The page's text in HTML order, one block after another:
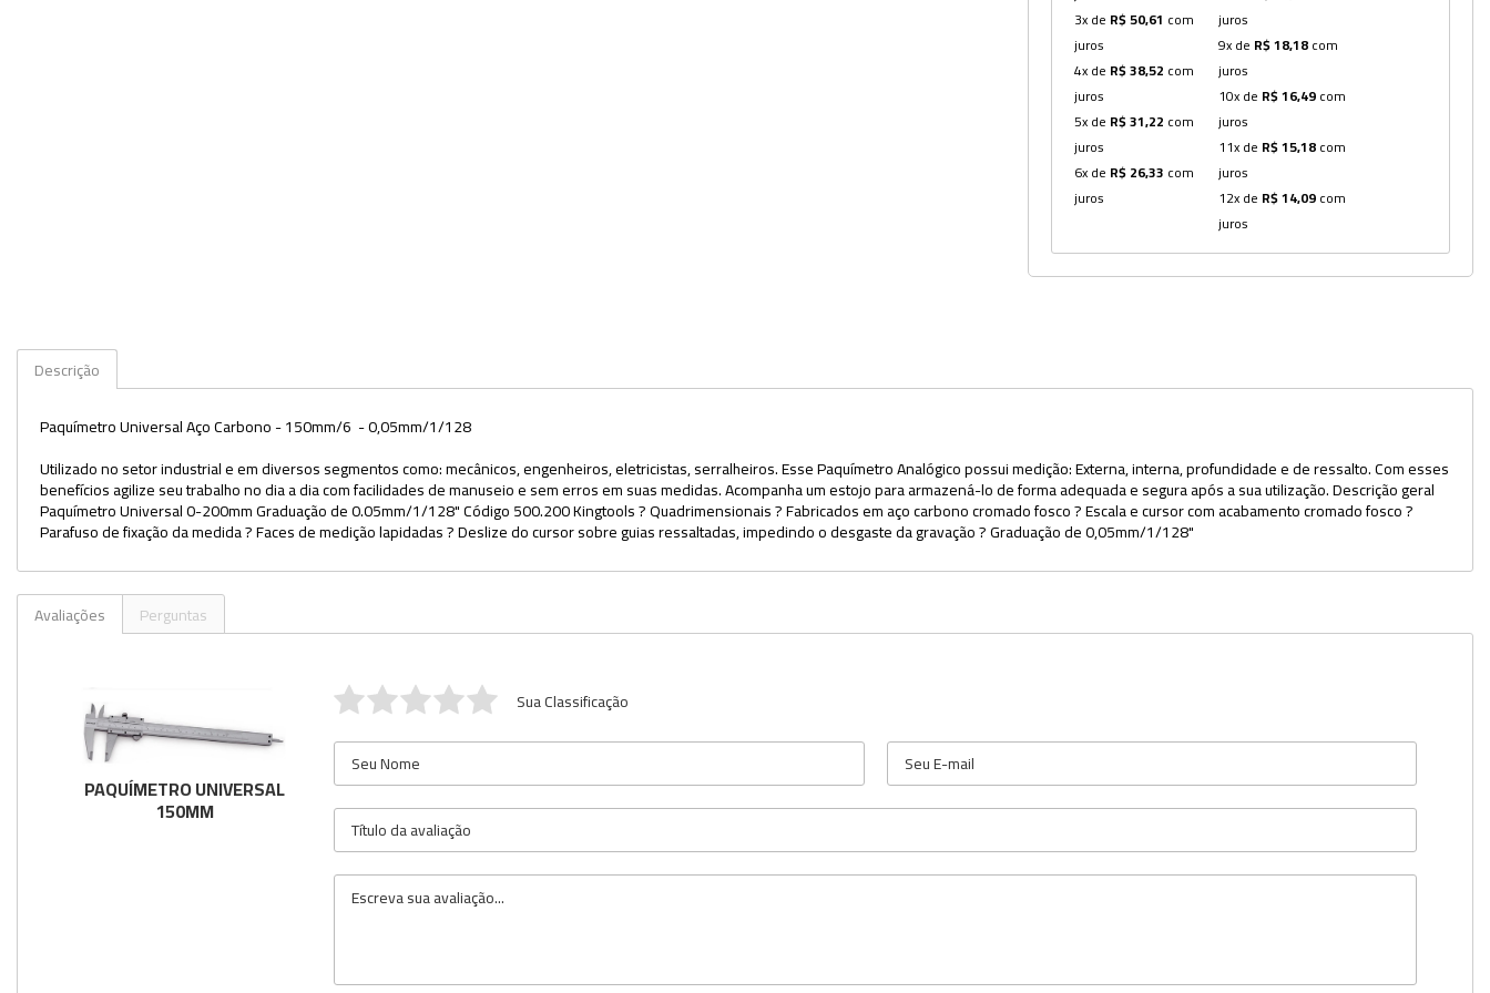
Dispensers
Espátulas
Estantes
Frascos
Funis
Kits
Pipetadores e Repipetadores
Placas e Microplacas
Potes
Provetas
Swabs
Tampas
Tubos e Microtubos
3x de R$ 50,61 com
juros
4x de R$ 38,52 com
juros
5x de R$ 31,22 com
juros
6x de R$ 26,33 com
juros
juros
9x de R$ 18,18com
juros
10x de R$ 16,49com
juros
11x de R$ 15,18com
juros
12x de R$ 14,09com
juros
Descrição
Paquímetro Universal Aço Carbono - 150mm/6 - 0,05mm/1/128
Utilizado no setor industrial e em diversos segmentos como: mecânicos, engenheiros, eletricistas, serralheiros. Esse Paquímetro Analógico possui medição: Externa, interna, profundidade e de ressalto. Com esses
benefícios agilize seu trabalho no dia a dia com facilidades de manuseio e sem erros em suas medidas. Acompanha um estojo para armazená-lo de forma adequada e segura após a sua utilização. Descrição geral
Paquímetro Universal 0-200mm Graduação de 0.05mm/1/128" Código 500.200 Kingtools ? Quadrimensionais ? Fabricados em aço carbono cromado fosco ? Escala e cursor com acabamento cromado fosco ?
Parafuso de fixação da medida ? Faces de medição lapidadas ? Deslize do cursor sobre guias ressaltadas, impedindo o desgaste da gravação ? Graduação de 0,05mm/1/128"
Avaliações Perguntas
PAQUÍMETRO UNIVERSAL
150MM
Sua Classificação